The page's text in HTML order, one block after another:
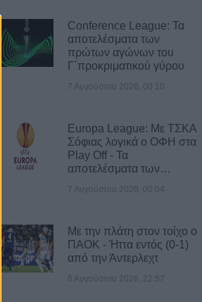
Conference League: Τα
αποτελέσματα των
πρώτων αγώνων του
Γ΄προκριματικού γύρου
7 Αυγούστου 2026, 00:10
Europa League: Με ΤΣΚΑ
Σόφιας λογικά ο ΟΦΗ στα
Play Off - Τα
αποτελέσματα των…
7 Αυγούστου 2026, 00:04
Με την πλάτη στον τοίχο ο
ΠΑΟΚ - Ήττα εντός (0-1)
από την Άντερλεχτ
6 Αυγούστου 2026, 22:57